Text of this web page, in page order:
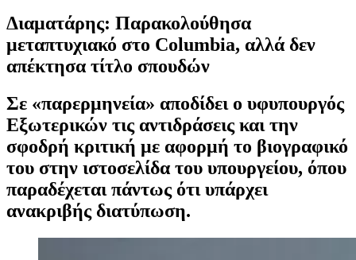
Διαματάρης: Παρακολούθησα
μεταπτυχιακό στο Columbia, αλλά δεν
απέκτησα τίτλο σπουδών
Σε «παρερμηνεία» αποδίδει ο υφυπουργός
Εξωτερικών τις αντιδράσεις και την
σφοδρή κριτική με αφορμή το βιογραφικό
του στην ιστοσελίδα του υπουργείου, όπου
παραδέχεται πάντως ότι υπάρχει
ανακριβής διατύπωση.